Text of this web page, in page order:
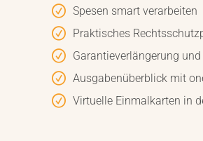
Spesen smart verarbeiten
Praktisches
Garantieverlängerung
Ausgabenüberblick mit
Virtuelle Einmalkarten in